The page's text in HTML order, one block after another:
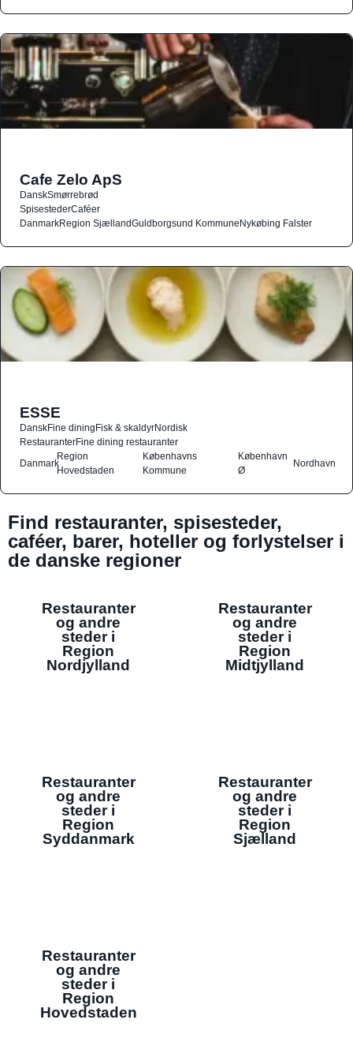
Cafe Zelo ApS
DanskSmørrebrød
SpisestederCaféer
DanmarkRegion SjællandGuldborgsund KommuneNykøbing Falster
ESSE
DanskFine diningFisk & skaldyrNordisk
RestauranterFine dining restauranter
Danmark
Region
Hovedstaden
Københavns
Kommune
København
Ø
Nordhavn
Find restauranter, spisesteder,
caféer, barer, hoteller og forlystelser i
de danske regioner
Restauranter
og andre
steder i
Region
Nordjylland
Restauranter
og andre
steder i
Region
Midtjylland
Restauranter
og andre
steder i
Region
Syddanmark
Restauranter
og andre
steder i
Region
Sjælland
Restauranter
og andre
steder i
Region
Hovedstaden